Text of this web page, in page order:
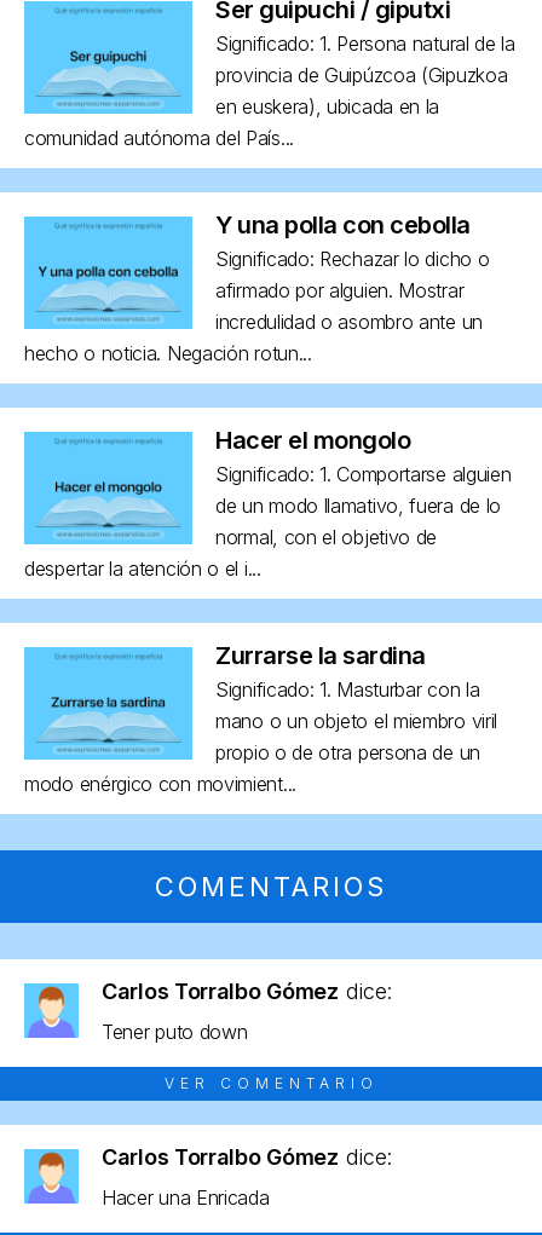
Ser guipuchi / giputxi
Significado: 1. Persona natural de la
provincia de Guipúzcoa (Gipuzkoa
en euskera), ubicada en la
comunidad autónoma del País...
Y una polla con cebolla
Significado: Rechazar lo dicho o
afirmado por alguien. Mostrar
incredulidad o asombro ante un
hecho o noticia. Negación rotun...
Hacer el mongolo
Significado: 1. Comportarse alguien
de un modo llamativo, fuera de lo
normal, con el objetivo de
despertar la atención o el i...
Zurrarse la sardina
Significado: 1. Masturbar con la
mano o un objeto el miembro viril
propio o de otra persona de un
modo enérgico con movimient...
COMENTARIOS
Carlos Torralbo Gómez dice:
Tener puto down
VER COMENTARIO
Carlos Torralbo Gómez dice:
Hacer una Enricada